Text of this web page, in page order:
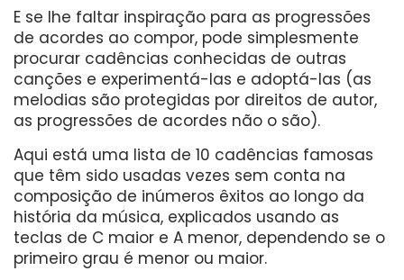
E se lhe faltar inspiração para as progressões
de acordes ao compor, pode simplesmente
procurar cadências conhecidas de outras
canções e experimentá-las e adoptá-las (as
melodias são protegidas por direitos de autor,
as progressões de acordes não o são).
Aqui está uma lista de 10 cadências famosas
que têm sido usadas vezes sem conta na
composição de inúmeros êxitos ao longo da
história da música, explicados usando as
teclas de C maior e A menor, dependendo se o
primeiro grau é menor ou maior.